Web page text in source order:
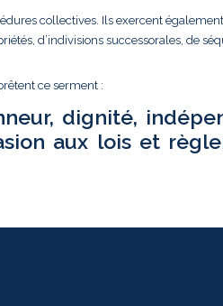
collectives. Ils exercent
d’indivisions successorales, de
ce serment :
dignité,
aux lois et